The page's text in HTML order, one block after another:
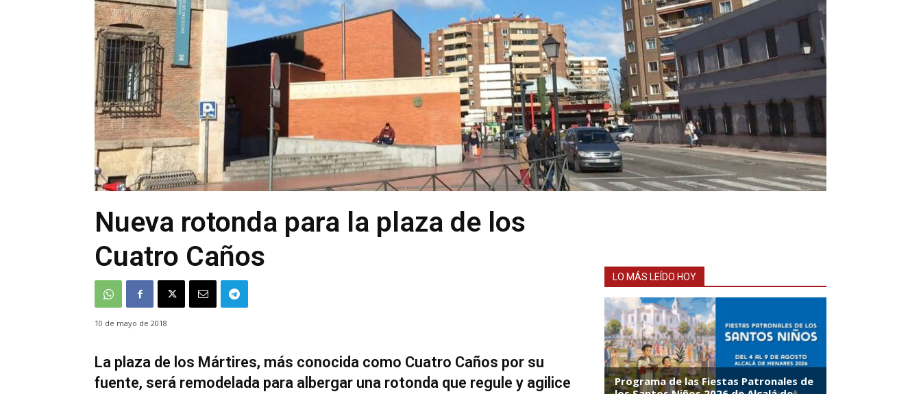
Nueva rotonda para la plaza de los
Cuatro Caños
10 de mayo de 2018
La plaza de los Mártires, más conocida como Cuatro Caños por su
fuente, será remodelada para albergar una rotonda que regule y agilice
LO MÁS LEÍDO HOY